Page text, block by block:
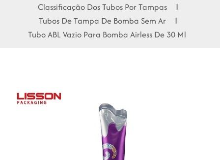
русский
español
한국의
ไทย
Classificação Dos Tubos Por Tampas
Tubos De Tampa De Bomba Sem Ar
Tubo ABL Vazio Para Bomba Airless De 30 Ml